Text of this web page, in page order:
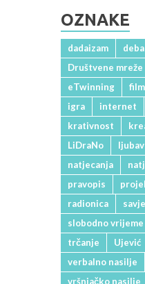
OZNAKE
dadaizam
Društvene mreže
eTwinning
film
igra
internet
krativnost
LiDraNo
ljubav
natjecanja
pravopis
radionica
slobodno vrijeme
trčanje
Ujević
verbalno nasilje
vršnjačko nasilje